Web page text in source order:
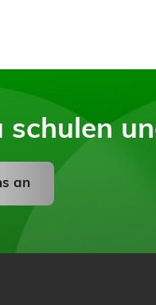
schulen
an